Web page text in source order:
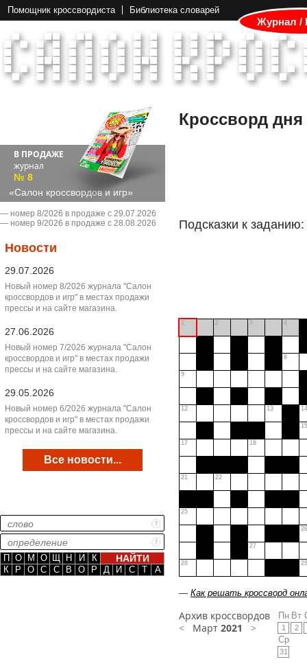
Помощник кроссвордиста Библиотека словарей
Журнал /
В ПРОДАЖЕ
журнал
№ 8
«Салон кроссвордов и игр»
― номер 8/2026 в продаже с 29.07.2026
― номер 9/2026 в продаже с 28.08.2026
Новости
29.07.2026
Новый номер 8/2026 журнала "Салон
кроссвордов и игр" в местах продажи
прессы и на сайте магазина.
27.06.2026
Новый номер 7/2026 журнала "Салон
кроссвордов и игр" в местах продажи
прессы и на сайте магазина.
29.05.2026
Новый номер 6/2026 журнала "Салон
кроссвордов и игр" в местах продажи
прессы и на сайте магазина.
Все новости...
П О М О Щ Н И
К
К
Р О С С В О Р Д И С Т А
Кроссворд дня
Подсказки к заданию:
1 2 3 4
8
9
12 13 14
15
17 18
21 22
25
26
27
28 29
— Как решать кроссворд
Архив кроссвордов
< Март 2021 >
Пн
1
Вт
2
Ср
31